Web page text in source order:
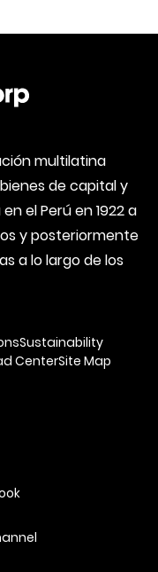
multilatina
de capital y
el Perú en 1922 a
y posteriormente
a lo largo de los
Sustainability
CenterSite Map